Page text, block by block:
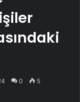
0 5